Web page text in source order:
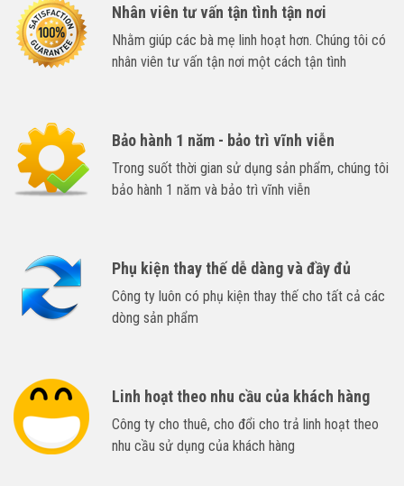
Nhân viên tư vấn tận tình tận nơi
Nhằm giúp các bà mẹ linh hoạt hơn. Chúng tôi có
nhân viên tư vấn tận nơi một cách tận tình
Bảo hành 1 năm - bảo trì vĩnh viễn
Trong suốt thời gian sử dụng sản phẩm, chúng tôi
bảo hành 1 năm và bảo trì vĩnh viễn
Phụ kiện thay thế dễ dàng và đầy đủ
Công ty luôn có phụ kiện thay thế cho tất cả các
dòng sản phẩm
Linh hoạt theo nhu cầu của khách hàng
Công ty cho thuê, cho đổi cho trả linh hoạt theo
nhu cầu sử dụng của khách hàng